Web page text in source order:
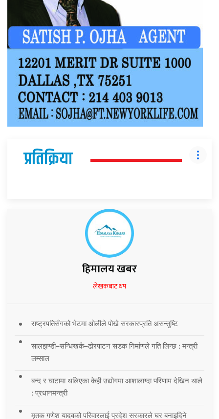
प्रतिक्रिया
हिमालय खबर
लेखकबाट थप
राष्ट्रपतिसँगको भेटमा ओलीले पोखे सरकारप्रति असन्तुष्टि
सालझण्डी–सन्धिखर्क–ढोरपाटन सडक निर्माणले गति लिन्छ : मन्त्री
लम्साल
बन्द र घाटामा थलिएका केही उद्योगमा आशालाग्दा परिणाम देखिन थाले
: प्रधानमन्त्री
मृतक गणेश यादवको परिवारलाई प्रदेश सरकारले घर बनाइदिने